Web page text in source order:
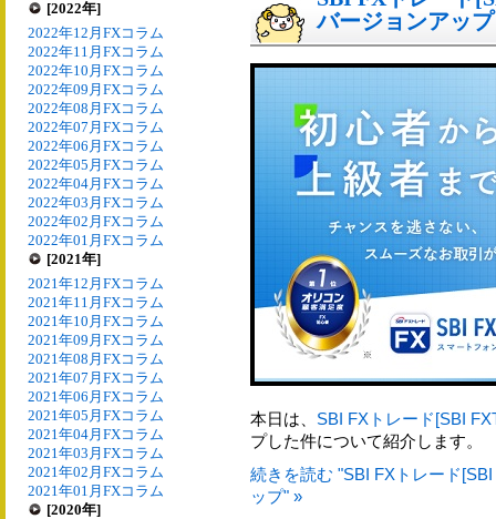
[2022年]
2022年12月FXコラム
2022年11月FXコラム
2022年10月FXコラム
2022年09月FXコラム
2022年08月FXコラム
2022年07月FXコラム
2022年06月FXコラム
2022年05月FXコラム
2022年04月FXコラム
2022年03月FXコラム
2022年02月FXコラム
2022年01月FXコラム
[2021年]
2021年12月FXコラム
2021年11月FXコラム
2021年10月FXコラム
2021年09月FXコラム
2021年08月FXコラム
2021年07月FXコラム
2021年06月FXコラム
2021年05月FXコラム
2021年04月FXコラム
2021年03月FXコラム
2021年02月FXコラム
2021年01月FXコラム
[2020年]
バージョンアップ
本日は、 SBI FXトレード[SBI
プした件について紹介します。
続きを読む "SBI FXトレード
ップ" »